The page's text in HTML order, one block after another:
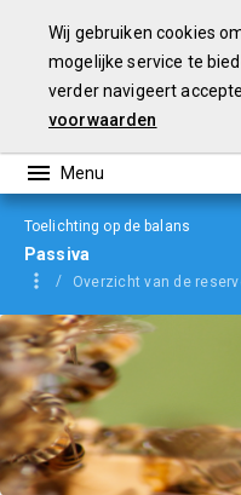
Wij gebruiken cookies
mogelijke service te
verder navigeert
voorwaarden
Toelichting op de balans
Passiva
Overzicht van de